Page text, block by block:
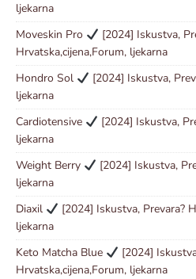
ljekarna
Moveskin Pro
[2024] Iskustva,
Hrvatska,cijena,Forum, ljekarna
Hondro Sol
[2024] Iskustva,
ljekarna
Cardiotensive
[2024] Iskustva,
ljekarna
Weight Berry
[2024] Iskustva,
ljekarna
Diaxil
[2024] Iskustva, Prevara?
ljekarna
Keto Matcha Blue
[2024]
Hrvatska,cijena,Forum, ljekarna